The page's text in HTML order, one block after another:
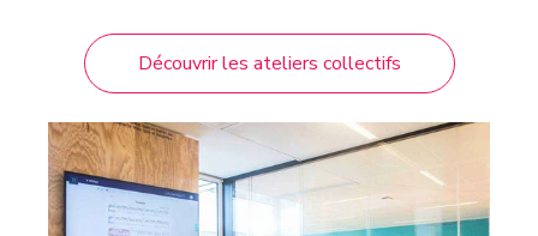
Découvrir les ateliers collectifs